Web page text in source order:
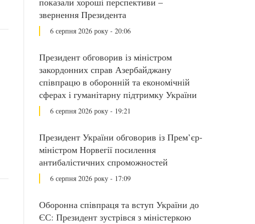
звернення Президента
6 серпня 2026 року - 20:06
Президент обговорив із міністром
закордонних справ Азербайджану
співпрацю в оборонній та економічній
сферах і гуманітарну підтримку України
6 серпня 2026 року - 19:21
Президент України обговорив із Прем’єр-
міністром Норвегії посилення
антибалістичних спроможностей
6 серпня 2026 року - 17:09
Оборонна співпраця та вступ України до
ЄС: Президент зустрівся з міністеркою